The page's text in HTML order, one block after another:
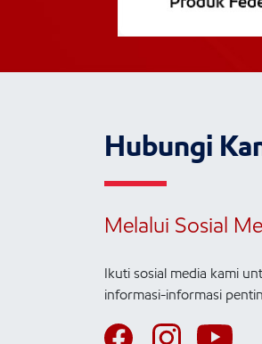
Hubungi
Melalui Sosial
Ikuti sosial media kami
informasi-informasi